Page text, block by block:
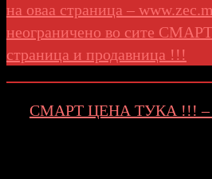
на оваа страница –
неограничено во сите
страница и продавница !!!
СМАРТ ЦЕНА ТУКА !!!